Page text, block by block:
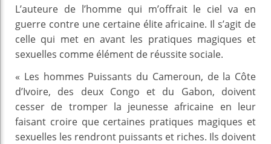
L’auteure de l’homme qui m’offrait le ciel va en
guerre contre une certaine élite africaine. Il s’agit de
celle qui met en avant les pratiques magiques et
sexuelles comme élément de réussite sociale.
« Les hommes Puissants du Cameroun, de la Côte
d’Ivoire, des deux Congo et du Gabon, doivent
cesser de tromper la jeunesse africaine en leur
faisant croire que certaines pratiques magiques et
sexuelles les rendront puissants et riches. Ils doivent